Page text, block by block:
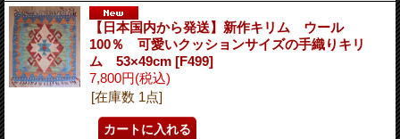
【日本国内から発送】新作キリム ウール
100％ 可愛いクッションサイズの手織りキリ
ム 53×49cm [F499]
7,800円(税込)
[在庫数 1点]